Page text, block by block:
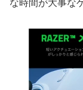
な時間が大事な